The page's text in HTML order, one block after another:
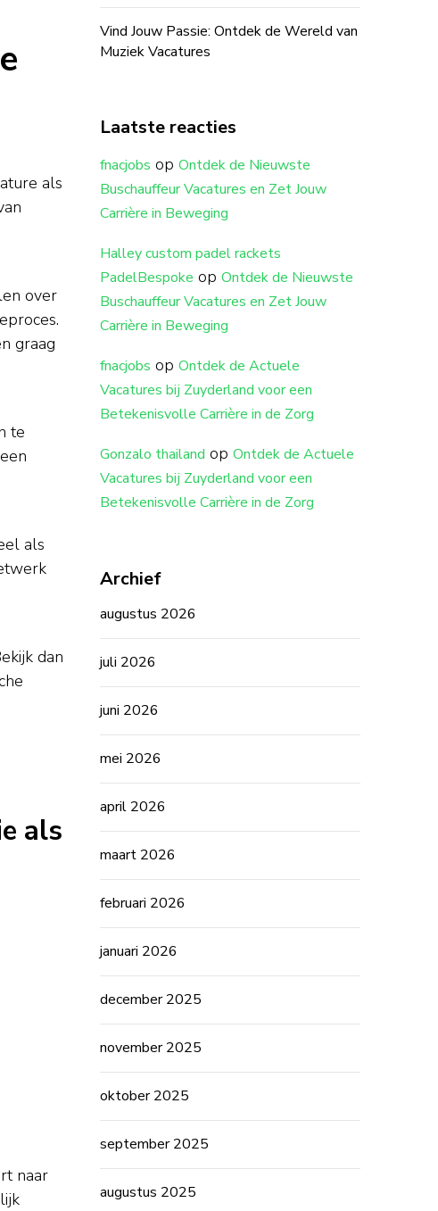
als
over
graag
te
als
dan
als
naar
Vind Jouw Passie: Ontdek de Wereld van
Muziek Vacatures
Laatste reacties
fnacjobs op Ontdek de Nieuwste
Buschauffeur Vacatures en Zet Jouw
Carrière in Beweging
Halley custom padel rackets
PadelBespoke op Ontdek de Nieuwste
Buschauffeur Vacatures en Zet Jouw
Carrière in Beweging
fnacjobs op Ontdek de Actuele
Vacatures bij Zuyderland voor een
Betekenisvolle Carrière in de Zorg
Gonzalo thailand op Ontdek de Actuele
Vacatures bij Zuyderland voor een
Betekenisvolle Carrière in de Zorg
Archief
augustus 2026
juli 2026
juni 2026
mei 2026
april 2026
maart 2026
februari 2026
januari 2026
december 2025
november 2025
oktober 2025
september 2025
augustus 2025